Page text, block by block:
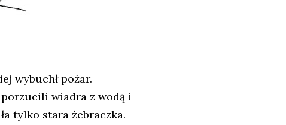
wybuchł pożar.
wiadra z wodą i
tylko stara żebraczka.